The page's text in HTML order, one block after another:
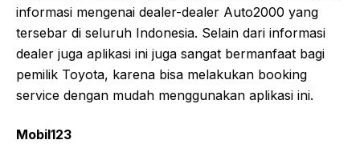
informasi mengenai dealer-dealer Auto2000 yang
tersebar di seluruh Indonesia. Selain dari informasi
dealer juga aplikasi ini juga sangat bermanfaat bagi
pemilik Toyota, karena bisa melakukan booking
service dengan mudah menggunakan aplikasi ini.
Mobil123